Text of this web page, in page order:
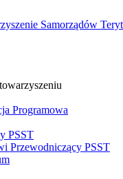
Samorządów
Programowa
PSST
Przewodniczący PSST